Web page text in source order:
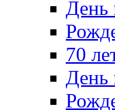
День
70
День